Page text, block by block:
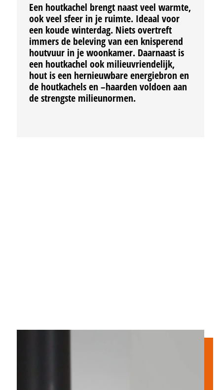
Een houtkachel brengt naast veel warmte,
ook veel sfeer in je ruimte. Ideaal voor
een koude winterdag. Niets overtreft
immers de beleving van een knisperend
houtvuur in je woonkamer. Daarnaast is
een houtkachel ook milieuvriendelijk,
hout is een hernieuwbare energiebron en
de houtkachels en –haarden voldoen aan
de strengste milieunormen.